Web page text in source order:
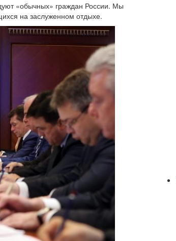
«обычных» граждан России. Мы
на заслуженном отдыхе.